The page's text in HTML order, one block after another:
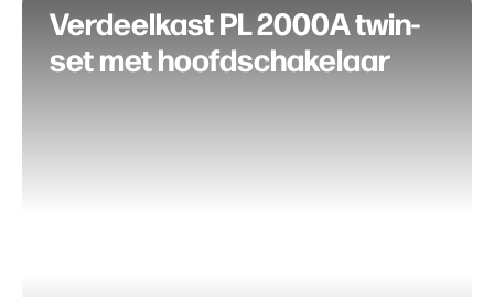
Verdeelkast PL 2000A twin-
set met hoofdschakelaar